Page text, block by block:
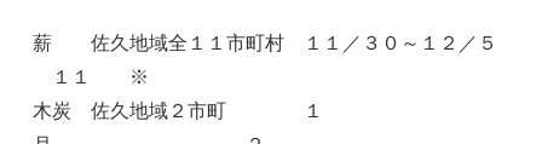
薪 佐久地域全１１市町村 １１／３０～１２／５
１１ ※
木炭 佐久地域２市町 １